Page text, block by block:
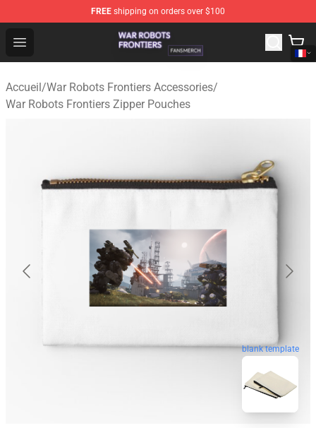
FREE shipping on orders over $100
Open menu
War Robots Frontiers Shop - Official War Robots
Accueil/War Robots Frontiers Accessories/
War Robots Frontiers Zipper Pouches
blank template